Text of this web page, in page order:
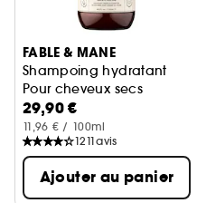
Ignorer le carrousel produits
FABLE & MANE
Shampoing hydratant
Pour cheveux secs
29,90 €
11,96 € / 100ml
1211avis
Ajouter au panier